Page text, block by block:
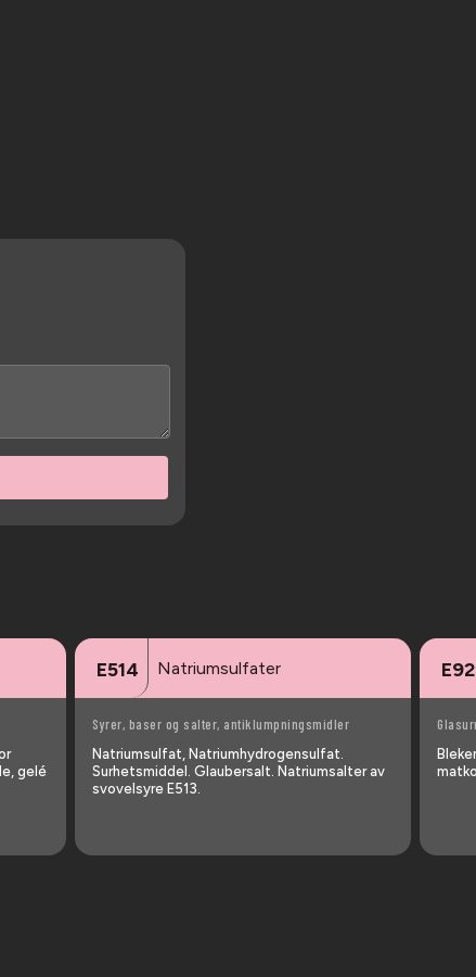
gelé
E514 Natriumsulfater
Syrer, baser og salter, antiklumpningsmidler
Natriumsulfat, Natriumhydrogensulfat.
Surhetsmiddel. Glaubersalt. Natriumsalter av
svovelsyre E513.